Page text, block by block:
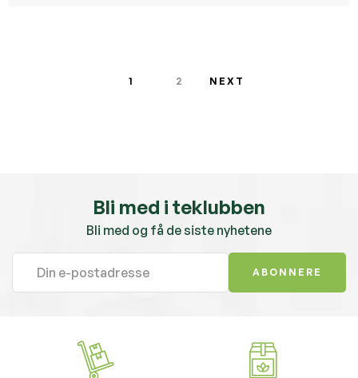
1 2 NEXT
Bli med i teklubben
Bli med og få de siste nyhetene
ABONNERE